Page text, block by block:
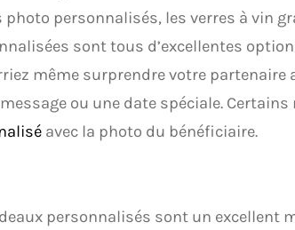
personnalisés, les verres à vin
sont tous d’excellentes
même surprendre votre partenaire
ou une date spéciale. Certains
avec la photo du bénéficiaire.
personnalisés sont un excellent